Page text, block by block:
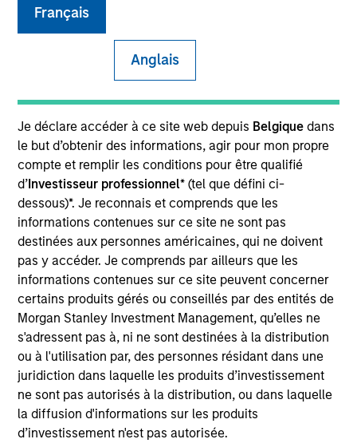
Français
Anglais
Je déclare accéder à ce site web depuis Belgique dans
le but d’obtenir des informations, agir pour mon propre
compte et remplir les conditions pour être qualifié
d’Investisseur professionnel* (tel que défini ci-
dessous)*. Je reconnais et comprends que les
informations contenues sur ce site ne sont pas
destinées aux personnes américaines, qui ne doivent
pas y accéder. Je comprends par ailleurs que les
informations contenues sur ce site peuvent concerner
certains produits gérés ou conseillés par des entités de
Morgan Stanley Investment Management, qu’elles ne
s'adressent pas à, ni ne sont destinées à la distribution
ou à l'utilisation par, des personnes résidant dans une
juridiction dans laquelle les produits d’investissement
ne sont pas autorisés à la distribution, ou dans laquelle
la diffusion d'informations sur les produits
d’investissement n'est pas autorisée.
Eaton Vance Equity Team
on the Eaton Vance Value team and for health care
sector portfolios. As a portfolio manager, he is
responsible for buy and sell decisions, portfolio
construction and risk management. In addition, he
has research coverage of the pharmaceutical and
biotechnology industries. He joined Eaton Vance in
2012. Morgan Stanley acquired Eaton Vance in
March 2021. Jason began his career in the
investment management industry in 1999. He was
previously affiliated with BlackRock, Inc. as a
director and equity analyst covering the health care
sector, and Putnam Investments as an equity
research analyst covering health care, technology
and business services. Prior to the investment
management industry, Jason worked in the
computer industry for Digital Equipment
Corporation. Jason graduated magna cum laude